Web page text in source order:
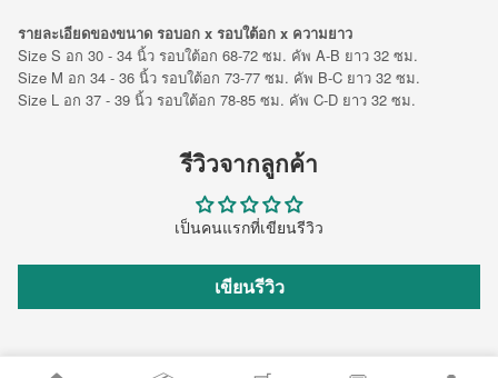
รายละเอียดของขนาด รอบอก x รอบใต้อก x ความยาว
Size S อก 30 - 34 นิ้ว รอบใต้อก 68-72 ซม. คัพ A-B ยาว 32 ซม.
Size M อก 34 - 36 นิ้ว รอบใต้อก 73-77 ซม. คัพ B-C ยาว 32 ซม.
Size L อก 37 - 39 นิ้ว รอบใต้อก 78-85 ซม. คัพ C-D ยาว 32 ซม.
รีวิวจากลูกค้า
เป็นคนแรกที่เขียนรีวิว
เขียนรีวิว